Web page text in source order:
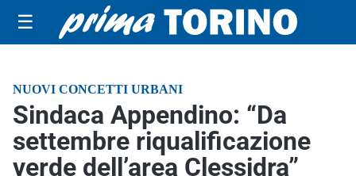
☰
NUOVI CONCETTI URBANI
Sindaca Appendino: “Da
settembre riqualificazione
verde dell’area Clessidra”